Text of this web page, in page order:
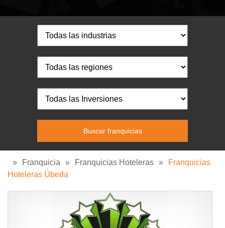
» Franquicia » Franquicias Hoteleras »
Franquicias
Hoteleras Úbeda